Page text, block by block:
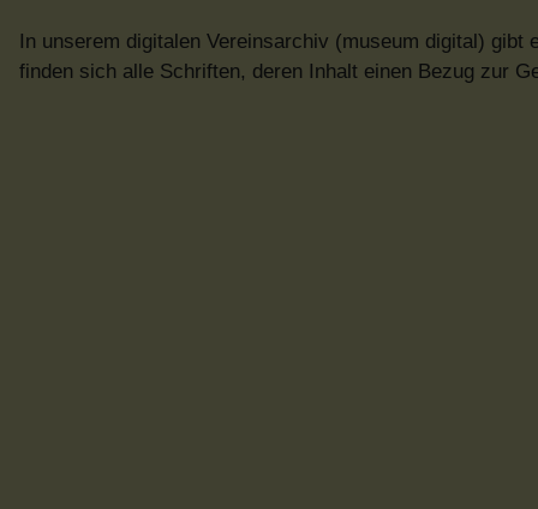
In unserem digitalen Vereinsarchiv (museum digital) gibt
finden sich alle Schriften, deren Inhalt einen Bezug zur